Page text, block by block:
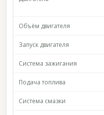
Объём двигателя
Запуск двигателя
Система зажигания
Подача топлива
Система смазки